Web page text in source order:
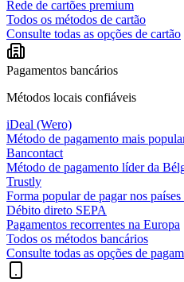
Rede de cartões premium
Todos os métodos de cartão
Consulte todas as opções de cartão
Pagamentos bancários
Métodos locais confiáveis
iDeal (Wero)
Método de pagamento mais
Bancontact
Método de pagamento líder da
Trustly
Forma popular de pagar nos
Débito direto SEPA
Pagamentos recorrentes na Europa
Todos os métodos bancários
Consulte todas as opções de